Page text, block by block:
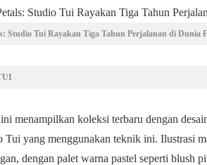
Studio Tui Rayakan Tiga Tahun Perjalanan di Dunia
menampilkan koleksi terbaru dengan
Tui yang menggunakan teknik ini. Ilustrasi
dengan palet warna pastel seperti blush